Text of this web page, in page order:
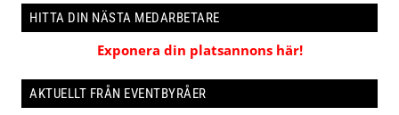
HITTA DIN NÄSTA MEDARBETARE
Exponera din platsannons här!
AKTUELLT FRÅN EVENTBYRÅER